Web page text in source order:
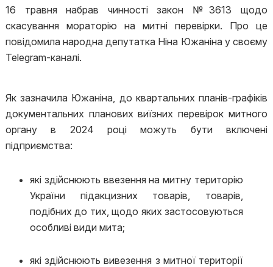
16 травня набрав чинності закон №3613 щодо
скасування мораторію на митні перевірки. Про це
повідомила народна депутатка Ніна Южаніна у своєму
Telegram-каналі.
Як зазначила Южаніна, до квартальних планів-графіків
документальних планових виїзних перевірок митного
органу в 2024 році можуть бути включені
підприємства:
які здійснюють ввезення на митну територію
України підакцизних товарів, товарів,
подібних до тих, щодо яких застосовуються
особливі види мита;
які здійснюють вивезення з митної території